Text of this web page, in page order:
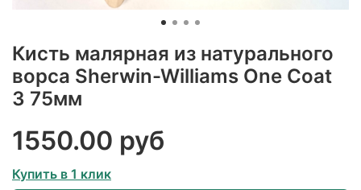
Кисть малярная из натурального
ворса Sherwin-Williams One Coat
3 75мм
1550.00 руб
Купить в 1 клик